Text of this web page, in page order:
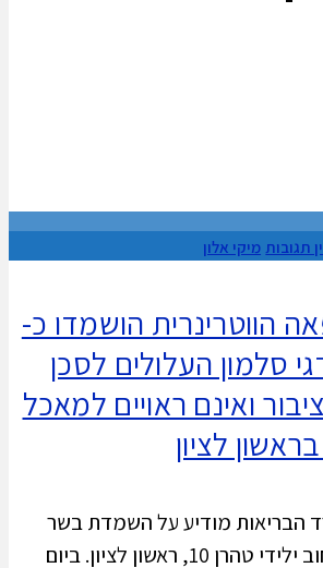
תגובות מיקי אלון
הווטרינרית הושמדו כ-
סלמון העלולים לסכן
ואינם ראויים למאכל
לציון
הבריאות מודיע על השמדת בשר
במרכול "קנקון", רחוב ילידי טהרן 10, ראשון לציון. ביום